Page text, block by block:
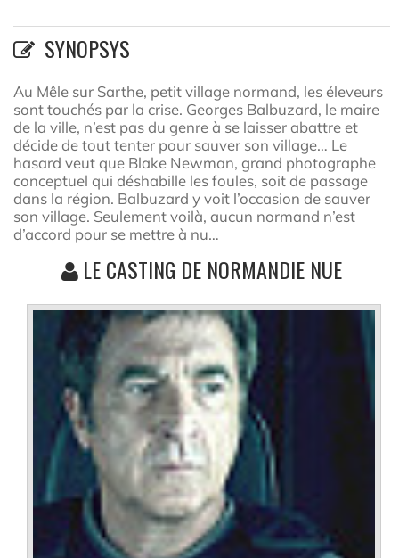
SYNOPSYS
Au Mêle sur Sarthe, petit village normand, les éleveurs
sont touchés par la crise. Georges Balbuzard, le maire
de la ville, n’est pas du genre à se laisser abattre et
décide de tout tenter pour sauver son village… Le
hasard veut que Blake Newman, grand photographe
conceptuel qui déshabille les foules, soit de passage
dans la région. Balbuzard y voit l’occasion de sauver
son village. Seulement voilà, aucun normand n’est
d’accord pour se mettre à nu…
LE CASTING DE NORMANDIE NUE